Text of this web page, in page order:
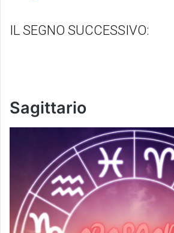
IL SEGNO SUCCESSIVO:
Sagittario